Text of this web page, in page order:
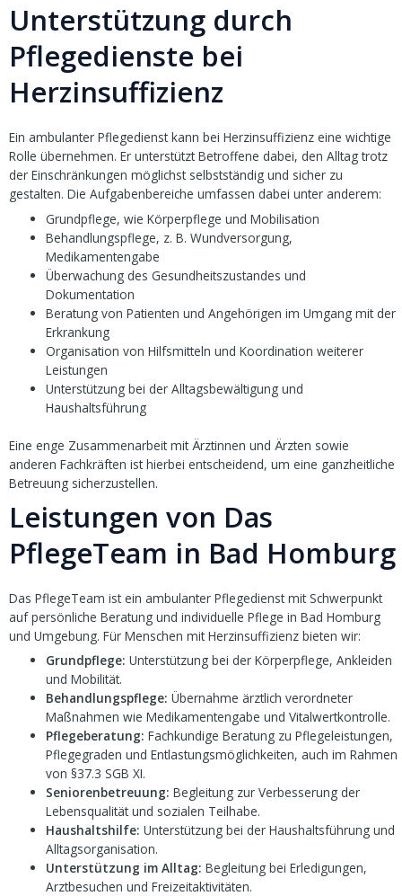
Unterstützung durch
Pflegedienste bei
Herzinsuffizienz
Ein ambulanter Pflegedienst kann bei Herzinsuffizienz eine wichtige
Rolle übernehmen. Er unterstützt Betroffene dabei, den Alltag trotz
der Einschränkungen möglichst selbstständig und sicher zu
gestalten. Die Aufgabenbereiche umfassen dabei unter anderem:
Grundpflege, wie Körperpflege und Mobilisation
Behandlungspflege, z. B. Wundversorgung,
Medikamentengabe
Überwachung des Gesundheitszustandes und
Dokumentation
Beratung von Patienten und Angehörigen im Umgang mit der
Erkrankung
Organisation von Hilfsmitteln und Koordination weiterer
Leistungen
Unterstützung bei der Alltagsbewältigung und
Haushaltsführung
Eine enge Zusammenarbeit mit Ärztinnen und Ärzten sowie
anderen Fachkräften ist hierbei entscheidend, um eine ganzheitliche
Betreuung sicherzustellen.
Leistungen von Das
PflegeTeam in Bad Homburg
Das PflegeTeam ist ein ambulanter Pflegedienst mit Schwerpunkt
auf persönliche Beratung und individuelle Pflege in Bad Homburg
und Umgebung. Für Menschen mit Herzinsuffizienz bieten wir:
Grundpflege: Unterstützung bei der Körperpflege, Ankleiden
und Mobilität.
Behandlungspflege: Übernahme ärztlich verordneter
Maßnahmen wie Medikamentengabe und Vitalwertkontrolle.
Pflegeberatung: Fachkundige Beratung zu Pflegeleistungen,
Pflegegraden und Entlastungsmöglichkeiten, auch im Rahmen
von §37.3 SGB XI.
Seniorenbetreuung: Begleitung zur Verbesserung der
Lebensqualität und sozialen Teilhabe.
Haushaltshilfe: Unterstützung bei der Haushaltsführung und
Alltagsorganisation.
Unterstützung im Alltag: Begleitung bei Erledigungen,
Arztbesuchen und Freizeitaktivitäten.